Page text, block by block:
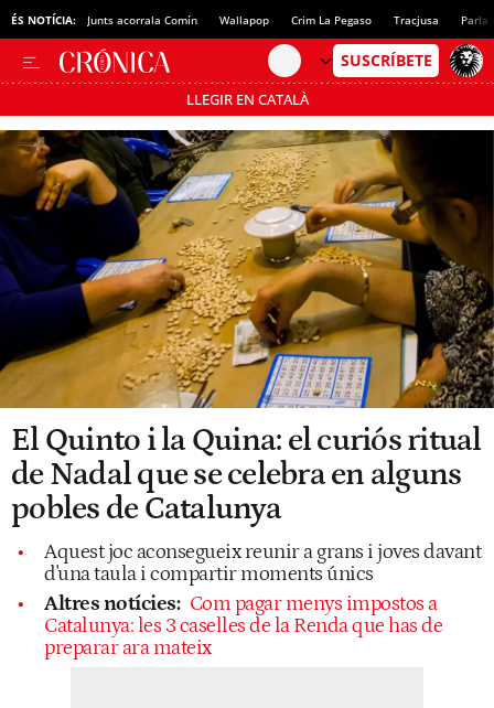
ÉS NOTÍCIA: Junts acorrala Comín Wallapop Crim La Pegaso Tracjusa Parla
LLEGIR EN CATALÀ
Passa’t al mode estalvi
El Quinto i la Quina: el curiós ritual
de Nadal que se celebra en alguns
pobles de Catalunya
Aquest joc aconsegueix reunir a grans i joves davant
d'una taula i compartir moments únics
Altres notícies: Com pagar menys impostos a
Catalunya: les 3 caselles de la Renda que has de
preparar ara mateix